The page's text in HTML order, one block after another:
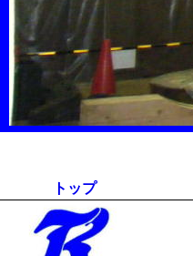
トップ